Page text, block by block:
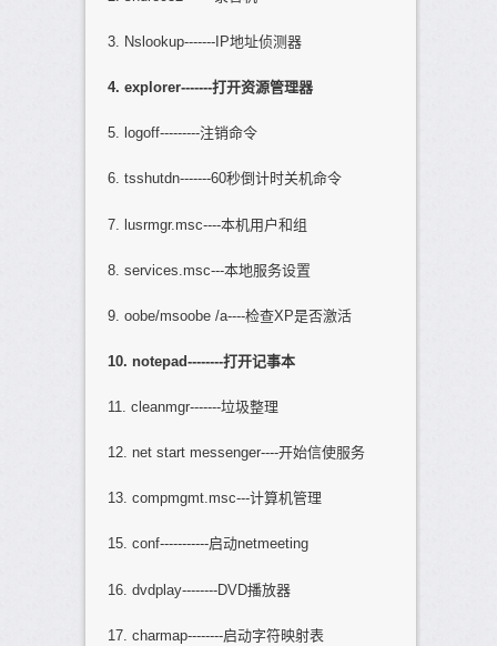
3. Nslookup-------IP地址侦测器
4. explorer-------打开资源管理器
5. logoff---------注销命令
6. tsshutdn-------60秒倒计时关机命令
7. lusrmgr.msc----本机用户和组
8. services.msc---本地服务设置
9. oobe/msoobe /a----检查XP是否激活
10. notepad--------打开记事本
11. cleanmgr-------垃圾整理
12. net start messenger----开始信使服务
13. compmgmt.msc---计算机管理
15. conf-----------启动netmeeting
16. dvdplay--------DVD播放器
17. charmap--------启动字符映射表